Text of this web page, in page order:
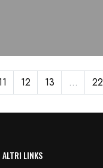
12 13 ... 22
ALTRI LINKS